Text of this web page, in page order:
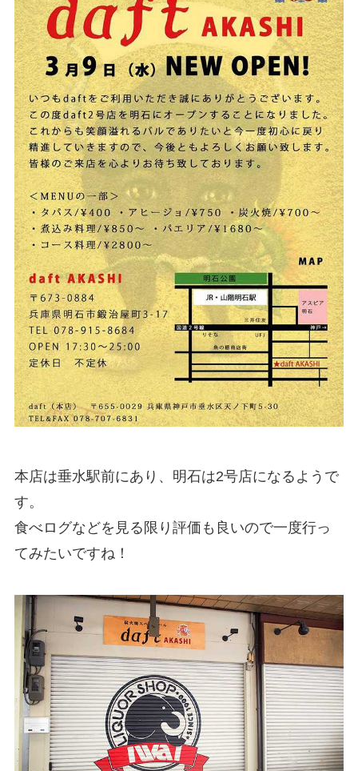
本店は垂水駅前にあり、明石は2号店になるようで
す。
食べログなどを見る限り評価も良いので一度行っ
てみたいですね！